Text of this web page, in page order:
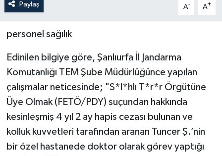
Paylaş A- A+
personel sağılık
Edinilen bilgiye göre, Şanlıurfa İl Jandarma
Komutanlığı TEM Şube Müdürlüğünce yapılan
çalışmalar neticesinde; "S*l*hlı T*r*r Örgütüne
Üye Olmak (FETÖ/PDY) suçundan hakkında
kesinleşmiş 4 yıl 2 ay hapis cezası bulunan ve
kolluk kuvvetleri tarafından aranan Tuncer Ş.’nin
bir özel hastanede doktor olarak görev yaptığı